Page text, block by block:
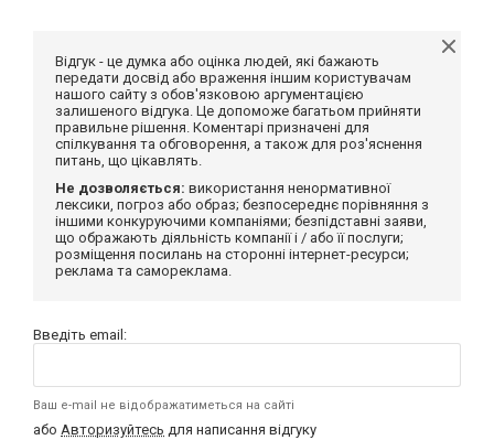
Відгук - це думка або оцінка людей, які бажають
передати досвід або враження іншим користувачам
нашого сайту з обов'язковою аргументацією
залишеного відгука. Це допоможе багатьом прийняти
правильне рішення. Коментарі призначені для
спілкування та обговорення, а також для роз'яснення
питань, що цікавлять.
Не дозволяється: використання ненормативної
лексики, погроз або образ; безпосереднє порівняння з
іншими конкуруючими компаніями; безпідставні заяви,
що ображають діяльність компанії і / або її послуги;
розміщення посилань на сторонні інтернет-ресурси;
реклама та самореклама.
Введіть email:
Ваш e-mail не відображатиметься на сайті
або Авторизуйтесь для написання відгуку